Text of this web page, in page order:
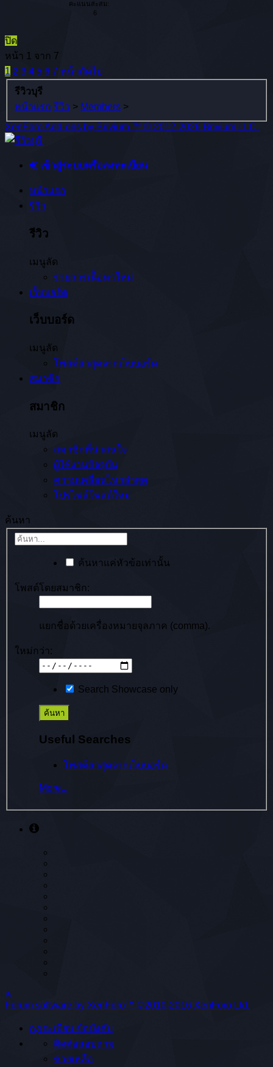
คะแนนสะสม:
6
ปิด
หน้า 1 จาก 7
1 2 3 4 5 6 7 หน้าถัดไป
รีวิวบุรี
หน้าแรก รีวิว > Members >
XenForo Add-ons by Brivium ™ © 2012-2026 Brivium LLC.
เข้าสู่ระบบหรือลงทะเบียน
หน้าแรก
รีวิว
รีวิว
เมนูลัด
รายการเนื้อหาใหม่
เว็บบอร์ด
เว็บบอร์ด
เมนูลัด
โพสต์ล่าสุดจากเว็บบอร์ด
สมาชิก
สมาชิก
เมนูลัด
สมาชิกที่น่าสนใจ
ผู้ใช้งานปัจจุบัน
ความเคลื่อนไหวล่าสุด
โปรไฟล์โพสต์ใหม่
ค้นหา
ค้นหาแค่หัวข้อเท่านั้น
โพสต์โดยสมาชิก:
แยกชื่อด้วยเครื่องหมายจุลภาค (comma).
ใหม่กว่า:
Search Showcase only
Useful Searches
โพสต์ล่าสุดจากเว็บบอร์ด
More...
Forum software by XenForo™ ©2010-2016 XenForo Ltd.
กฎระเบียบ ข้อบังคับ
ติดต่อสอบถาม
ช่วยเหลือ